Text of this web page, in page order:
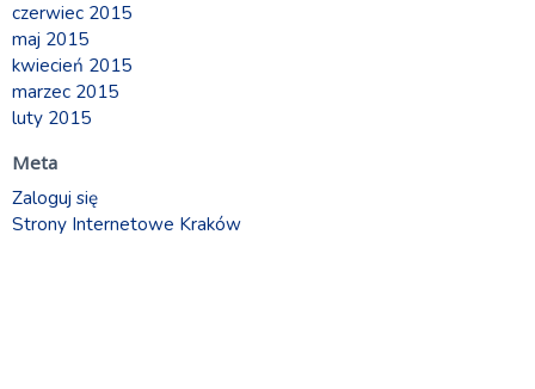
czerwiec 2015
maj 2015
kwiecień 2015
marzec 2015
luty 2015
Meta
Zaloguj się
Strony Internetowe Kraków